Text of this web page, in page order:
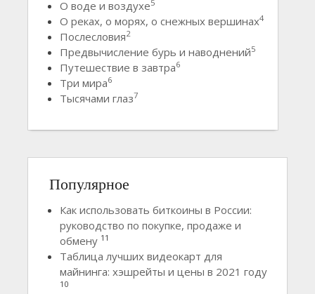
О воде и воздухе5
О реках, о морях, о снежных вершинах4
Послесловия2
Предвычисление бурь и наводнений5
Путешествие в завтра6
Три мира6
Тысячами глаз7
Популярное
Как использовать биткоины в России:
руководство по покупке, продаже и
обмену 11
Таблица лучших видеокарт для
майнинга: хэшрейты и цены в 2021 году
10